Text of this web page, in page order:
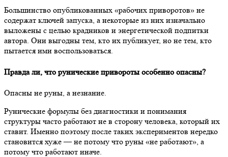
Большинство опубликованных «рабочих приворотов» не
содержат ключей запуска, а некоторые из них изначально
выложены с целью крадников и энергетической подпитки
автора. Они выгодны тем, кто их публикует, но не тем, кто
пытается ими воспользоваться.
Правда ли, что рунические привороты особенно опасны?
Опасны не руны, а незнание.
Рунические формулы без диагностики и понимания
структуры часто работают не в сторону человека, который их
ставит. Именно поэтому после таких экспериментов нередко
становится хуже — не потому что руны «не работают», а
потому что работают иначе.